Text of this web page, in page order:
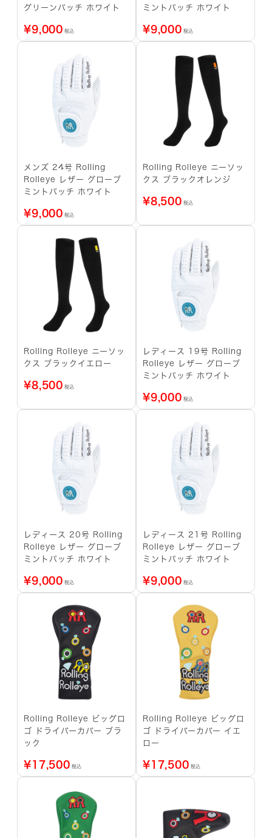
グリーンパッチ ホワイト
¥9,000 税込
ミントパッチ ホワイト
¥9,000 税込
メンズ 24号 Rolling
Rolleye レザー グローブ
ミントパッチ ホワイト
¥9,000 税込
Rolling Rolleye ニーソッ
クス ブラックオレンジ
¥8,500 税込
Rolling Rolleye ニーソッ
クス ブラックイエロー
¥8,500 税込
レディース 19号 Rolling
Rolleye レザー グローブ
ミントパッチ ホワイト
¥9,000 税込
レディース 20号 Rolling
Rolleye レザー グローブ
ミントパッチ ホワイト
¥9,000 税込
レディース 21号 Rolling
Rolleye レザー グローブ
ミントパッチ ホワイト
¥9,000 税込
Rolling Rolleye ビッグロ
ゴ ドライバーカバー ブラ
ック
¥17,500 税込
Rolling Rolleye ビッグロ
ゴ ドライバーカバー イエ
ロー
¥17,500 税込